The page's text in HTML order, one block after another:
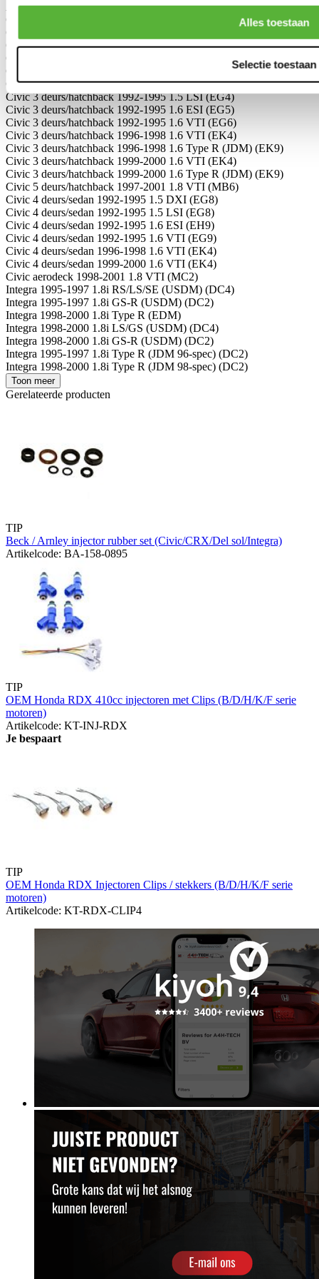
Alles toestaan
Selectie toestaan
Accord 4 deurs/sedan 1998-2002 2.2i Type R (CH1)
Civic 2 deurs/coupe 1992-1995 1.5i DXI (EJ2)
Civic 2 deurs/coupe 1992-1995 1.5i LSI (EJ2)
Civic 2 deurs/coupe 1992-1995 1.6i ESI (EJ1)
Civic 3 deurs/hatchback 1988-1991 1.6i VTEC (EE9/EF9)
Civic 3 deurs/hatchback 1992-1995 1.3 DX/LS (EG3)
Civic 3 deurs/hatchback 1992-1995 1.5 DXI (EG4)
Civic 3 deurs/hatchback 1992-1995 1.5 LSI (EG4)
Civic 3 deurs/hatchback 1992-1995 1.6 ESI (EG5)
Civic 3 deurs/hatchback 1992-1995 1.6 VTI (EG6)
Civic 3 deurs/hatchback 1996-1998 1.6 VTI (EK4)
Civic 3 deurs/hatchback 1996-1998 1.6 Type R (JDM) (EK9)
Civic 3 deurs/hatchback 1999-2000 1.6 VTI (EK4)
Civic 3 deurs/hatchback 1999-2000 1.6 Type R (JDM) (EK9)
Civic 5 deurs/hatchback 1997-2001 1.8 VTI (MB6)
Civic 4 deurs/sedan 1992-1995 1.5 DXI (EG8)
Civic 4 deurs/sedan 1992-1995 1.5 LSI (EG8)
Civic 4 deurs/sedan 1992-1995 1.6 ESI (EH9)
Civic 4 deurs/sedan 1992-1995 1.6 VTI (EG9)
Civic 4 deurs/sedan 1996-1998 1.6 VTI (EK4)
Civic 4 deurs/sedan 1999-2000 1.6 VTI (EK4)
Civic aerodeck 1998-2001 1.8 VTI (MC2)
Integra 1995-1997 1.8i RS/LS/SE (USDM) (DC4)
Integra 1995-1997 1.8i GS-R (USDM) (DC2)
Integra 1998-2000 1.8i Type R (EDM)
Integra 1998-2000 1.8i LS/GS (USDM) (DC4)
Integra 1998-2000 1.8i GS-R (USDM) (DC2)
Integra 1995-1997 1.8i Type R (JDM 96-spec) (DC2)
Integra 1998-2000 1.8i Type R (JDM 98-spec) (DC2)
Toon meer
Gerelateerde producten
TIP
Beck / Arnley injector rubber set (Civic/CRX/Del sol/Integra)
Artikelcode: BA-158-0895
TIP
OEM Honda RDX 410cc injectoren met Clips (B/D/H/K/F serie
motoren)
Artikelcode: KT-INJ-RDX
Je bespaart
TIP
OEM Honda RDX Injectoren Clips / stekkers (B/D/H/K/F serie
motoren)
Artikelcode: KT-RDX-CLIP4